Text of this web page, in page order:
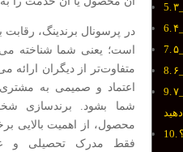
۷_ برای خودتان یک تیم یا اجتماع مرتبط با برندتان تشکیل
دهید
در پرسونال برندینگ،
است؛ یعنی شما شناخته
متفاوت‌تر از دیگران ارائه
اعتماد و صمیمی به
شما بشود. برندسازی
محصول، از اهمیت بالایی
فقط مدرک تحصیلی و